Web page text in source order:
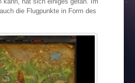
die Flugpunkte in Form des